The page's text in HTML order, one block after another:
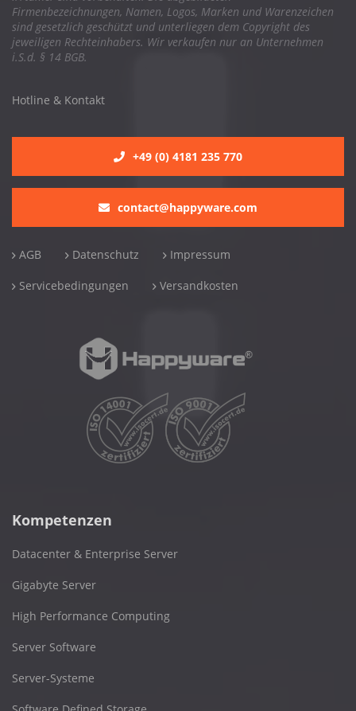
Firmenbezeichnungen, Namen, Logos, Marken und Warenzeichen
sind gesetzlich geschützt und unterliegen dem Copyright des
jeweiligen Rechteinhabers. Wir verkaufen nur an Unternehmen
i.S.d. § 14 BGB.
Hotline & Kontakt
+49 (0) 4181 235 770
contact@happyware.com
AGB Datenschutz Impressum
Servicebedingungen Versandkosten
Kompetenzen
Datacenter & Enterprise Server
Gigabyte Server
High Performance Computing
Server Software
Server-Systeme